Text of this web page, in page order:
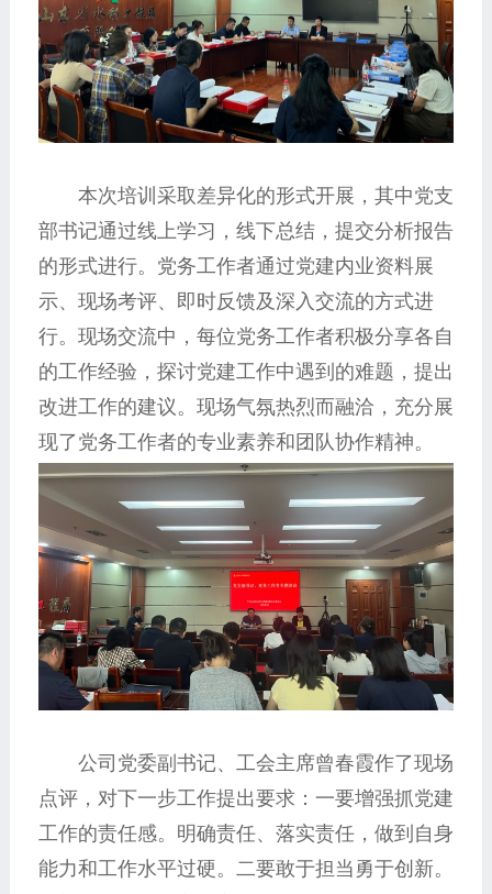
本次培训采取差异化的形式开展，其中党支
部书记通过线上学习，线下总结，提交分析报告
的形式进行。党务工作者通过党建内业资料展
示、现场考评、即时反馈及深入交流的方式进
行。现场交流中，每位党务工作者积极分享各自
的工作经验，探讨党建工作中遇到的难题，提出
改进工作的建议。现场气氛热烈而融洽，充分展
现了党务工作者的专业素养和团队协作精神。
公司党委副书记、工会主席曾春霞作了现场
点评，对下一步工作提出要求：一要增强抓党建
工作的责任感。明确责任、落实责任，做到自身
能力和工作水平过硬。二要敢于担当勇于创新。